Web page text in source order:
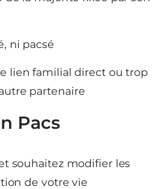
ni pacsé
lien familial direct ou trop
partenaire
Pacs
souhaitez modifier les
de votre vie